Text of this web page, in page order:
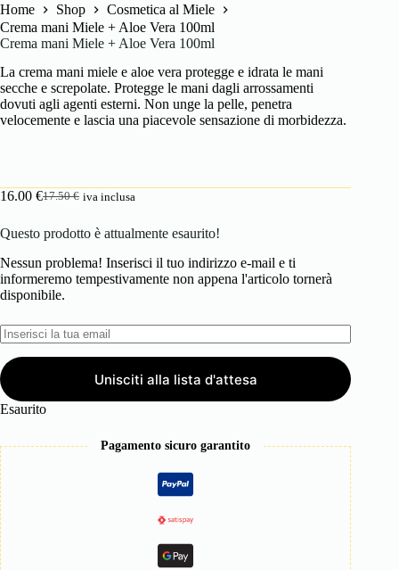
Home Shop
Cosmetica al Miele
Crema mani Miele + Aloe Vera 100ml
Crema mani Miele + Aloe Vera 100ml
La crema mani miele e aloe vera protegge e idrata le mani
secche e screpolate. Protegge le mani dagli arrossamenti
dovuti agli agenti esterni. Non unge la pelle, penetra
velocemente e lascia una piacevole sensazione di morbidezza.
17.50€
Il
originale
17.50 €.
16.00 €Il
attuale
16.00 €.
iva inclusa
Questo prodotto è attualmente esaurito!
Nessun problema! Inserisci il tuo indirizzo e-mail e ti
informeremo tempestivamente non appena l'articolo tornerà
disponibile.
Unisciti alla lista d'attesa
Esaurito
Pagamento sicuro garantito